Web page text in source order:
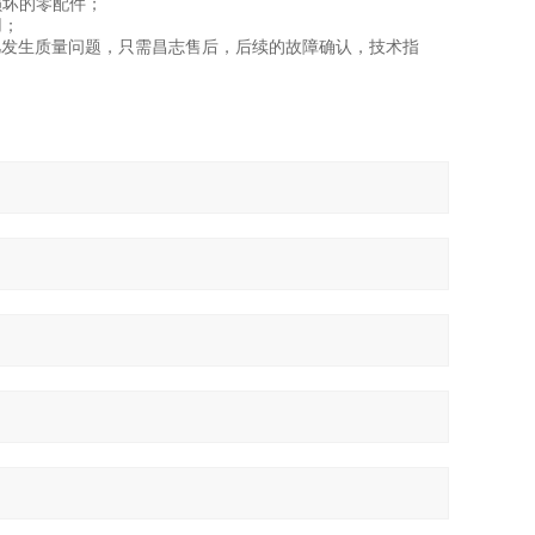
的零配件；
生质量问题，只需昌志售后，后续的故障确认，技术指